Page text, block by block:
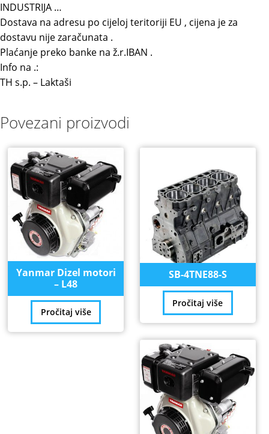
INDUSTRIJA …
Dostava na adresu po cijeloj teritoriji EU , cijena je za
dostavu nije zaračunata .
Plaćanje preko banke na ž.r.IBAN .
Info na .:
TH s.p. – Laktaši
Povezani proizvodi
Yanmar Dizel motori
– L48
Pročitaj više
SB-4TNE88-S
Pročitaj više